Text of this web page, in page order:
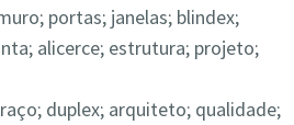
portas; janelas; blindex;
alicerce; estrutura; projeto;
duplex; arquiteto; qualidade;